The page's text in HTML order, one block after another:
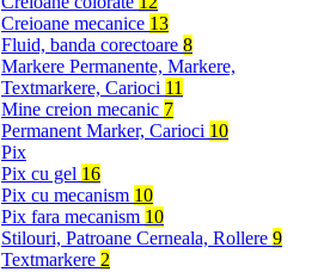
Creioane mecanice 13
Fluid, banda corectoare 8
Markere Permanente, Markere,
Textmarkere, Carioci 11
Mine creion mecanic 7
Permanent Marker, Carioci 10
Pix
Pix cu gel 16
Pix cu mecanism 10
Pix fara mecanism 10
Stilouri, Patroane Cerneala, Rollere 9
Textmarkere 2